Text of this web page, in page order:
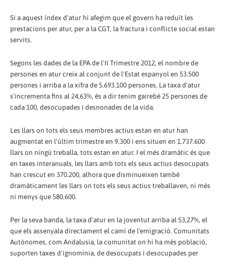
Si a aquest índex d'atur hi afegim que el govern ha reduït les
prestacions per atur, per a la CGT, la fractura i conflicte social estan
servits.
Segons les dades de la EPA de l'II Trimestre 2012, el nombre de
persones en atur creix al conjunt de l'Estat espanyol en 53.500
persones i arriba a la xifra de 5.693.100 persones. La taxa d'atur
s'incrementa fins al 24,63%, és a dir tenim gairebé 25 persones de
cada 100, desocupades i desnonades de la vida.
Les llars on tots els seus membres actius estan en atur han
augmentat en l'últim trimestre en 9.300 i ens situen en 1.737.600
llars on ningú treballa, tots estan en atur. I el més dramàtic és que
en taxes interanuals, les llars amb tots els seus actius desocupats
han crescut en 370.200, alhora que disminueixen també
dramàticament les llars on tots els seus actius treballaven, ni més
ni menys que 580.600.
Per la seva banda, la taxa d'atur en la joventut arriba al 53,27%, el
que els assenyala directament el camí de l'emigració. Comunitats
Autònomes, com Andalusia, la comunitat on hi ha més població,
suporten taxes d'ignomínia, de desocupats i desocupades per